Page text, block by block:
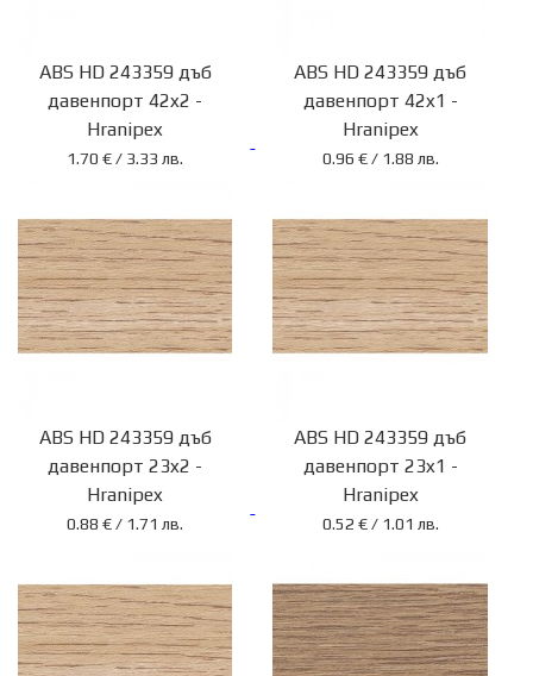
ОСБ
Шперплат
Партньори
За
нас
Контакти
Политика
Политика
за
използване
ABS HD 243359 дъб
давенпорт 42x2 -
Hranipex
1.70 € / 3.33 лв.
ABS HD 243359 дъб
давенпорт 42x1 -
Hranipex
0.96 € / 1.88 лв.
ABS HD 243359 дъб
давенпорт 23x2 -
Hranipex
0.88 € / 1.71 лв.
ABS HD 243359 дъб
давенпорт 23x1 -
Hranipex
0.52 € / 1.01 лв.